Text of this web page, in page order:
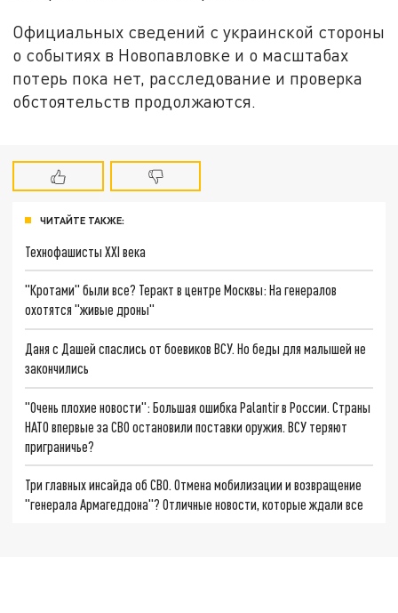
Официальных сведений с украинской стороны
о событиях в Новопавловке и о масштабах
потерь пока нет, расследование и проверка
обстоятельств продолжаются.
ЧИТАЙТЕ ТАКЖЕ:
Технофашисты XXI века
"Кротами" были все? Теракт в центре Москвы: На генералов
охотятся "живые дроны"
Даня с Дашей спаслись от боевиков ВСУ. Но беды для малышей не
закончились
"Очень плохие новости": Большая ошибка Palantir в России. Страны
НАТО впервые за СВО остановили поставки оружия. ВСУ теряют
приграничье?
Три главных инсайда об СВО. Отмена мобилизации и возвращение
"генерала Армагеддона"? Отличные новости, которые ждали все